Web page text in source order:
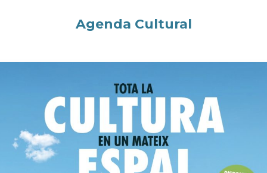
Agenda Cultural